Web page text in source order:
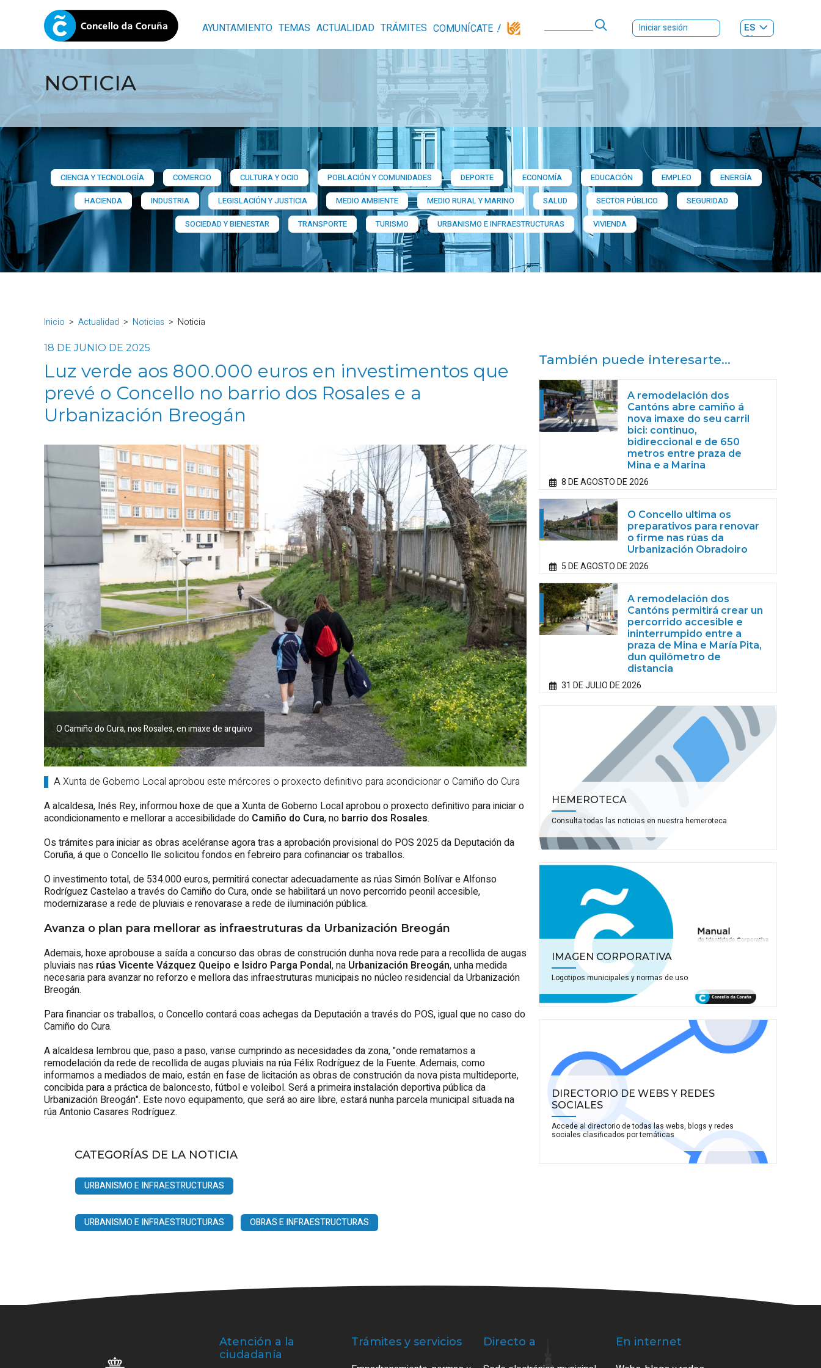
AYUNTAMIENTO TEMAS ACTUALIDAD TRÁMITES COMUNÍCATE Iniciar sesión
ES
GL
NOTICIA
CIENCIA Y TECNOLOGÍA COMERCIO CULTURA Y OCIO POBLACIÓN Y COMUNIDADES DEPORTE ECONOMÍA EDUCACIÓN EMPLEO
ENERGÍA
HACIENDA
INDUSTRIA LEGISLACIÓN Y JUSTICIA MEDIO AMBIENTE MEDIO RURAL Y MARINO SALUD SECTOR PÚBLICO
SEGURIDAD
SOCIEDAD Y BIENESTAR
TRANSPORTE TURISMO URBANISMO E INFRAESTRUCTURAS VIVIENDA
Inicio Actualidad Noticias Noticia
18 DE JUNIO DE 2025
Luz verde aos 800.000 euros en investimentos que
prevé o Concello no barrio dos Rosales e a
Urbanización Breogán
O Camiño do Cura, nos Rosales, en imaxe de arquivo
A Xunta de Goberno Local aprobou este mércores o proxecto definitivo para acondicionar o Camiño do Cura
A alcaldesa, Inés Rey, informou hoxe de que a Xunta de Goberno Local aprobou o proxecto definitivo para iniciar o
acondicionamento e mellorar a accesibilidade do Camiño do Cura, no barrio dos Rosales.
Os trámites para iniciar as obras aceléranse agora tras a aprobación provisional do POS 2025 da Deputación da
Coruña, á que o Concello lle solicitou fondos en febreiro para cofinanciar os traballos.
O investimento total, de 534.000 euros, permitirá conectar adecuadamente as rúas Simón Bolívar e Alfonso
Rodríguez Castelao a través do Camiño do Cura, onde se habilitará un novo percorrido peonil accesible,
modernizarase a rede de pluviais e renovarase a rede de iluminación pública.
Avanza o plan para mellorar as infraestruturas da Urbanización Breogán
Ademais, hoxe aprobouse a saída a concurso das obras de construción dunha nova rede para a recollida de augas
pluviais nas rúas Vicente Vázquez Queipo e Isidro Parga Pondal, na Urbanización Breogán, unha medida
necesaria para avanzar no reforzo e mellora das infraestruturas municipais no núcleo residencial da Urbanización
Breogán.
Para financiar os traballos, o Concello contará coas achegas da Deputación a través do POS, igual que no caso do
Camiño do Cura.
A alcaldesa lembrou que, paso a paso, vanse cumprindo as necesidades da zona, "onde rematamos a
remodelación da rede de recollida de augas pluviais na rúa Félix Rodríguez de la Fuente. Ademais, como
informamos a mediados de maio, están en fase de licitación as obras de construción da nova pista multideporte,
concibida para a práctica de baloncesto, fútbol e voleibol. Será a primeira instalación deportiva pública da
Urbanización Breogán". Este novo equipamento, que será ao aire libre, estará nunha parcela municipal situada na
rúa Antonio Casares Rodríguez.
CATEGORÍAS DE LA NOTICIA
URBANISMO E INFRAESTRUCTURAS
URBANISMO E INFRAESTRUCTURAS OBRAS E INFRAESTRUCTURAS
También puede interesarte...
A remodelación dos
Cantóns abre camiño á
nova imaxe do seu carril
bici: continuo,
bidireccional e de 650
metros entre praza de
Mina e a Marina
8 DE AGOSTO DE 2026
O Concello ultima os
preparativos para renovar
o firme nas rúas da
Urbanización Obradoiro
5 DE AGOSTO DE 2026
A remodelación dos
Cantóns permitirá crear un
percorrido accesible e
ininterrumpido entre a
praza de Mina e María Pita,
dun quilómetro de
distancia
31 DE JULIO DE 2026
HEMEROTECA
Consulta todas las noticias en nuestra hemeroteca
IMAGEN CORPORATIVA
Logotipos municipales y normas de uso
DIRECTORIO DE WEBS Y REDES
SOCIALES
Accede al directorio de todas las webs, blogs y redes
sociales clasificados por temáticas
Atención a la
ciudadanía
Trámites y servicios Directo a En internet